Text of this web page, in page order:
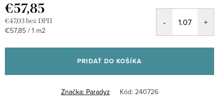
€57,85
€47,03 bez DPH
Jednotková
€57,85 / 1 m2
PRIDAŤ DO KOŠÍKA
Značka: Paradyz Kód: 240726